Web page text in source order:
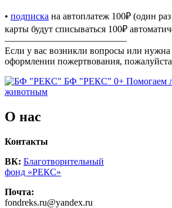
• подписка на автоплатеж 100₽ (один
карты будут списываться 100₽
—————————————
Если у вас возникли вопросы или
оформлении пожертвования,
БФ "РЕКС" 0+ Помогаем
животным
О нас
Контакты
ВК: Благотворительный
фонд «РЕКС»
Почта:
fondreks.ru@yandex.ru